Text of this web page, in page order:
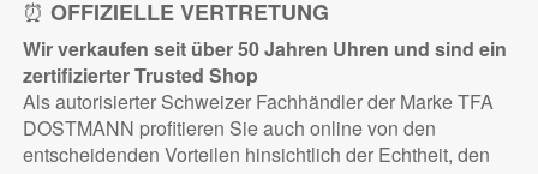
⏰ OFFIZIELLE VERTRETUNG
Wir verkaufen seit über 50 Jahren Uhren und sind ein
zertifizierter Trusted Shop
Als autorisierter Schweizer Fachhändler der Marke TFA
DOSTMANN profitieren Sie auch online von den
entscheidenden Vorteilen hinsichtlich der Echtheit, den